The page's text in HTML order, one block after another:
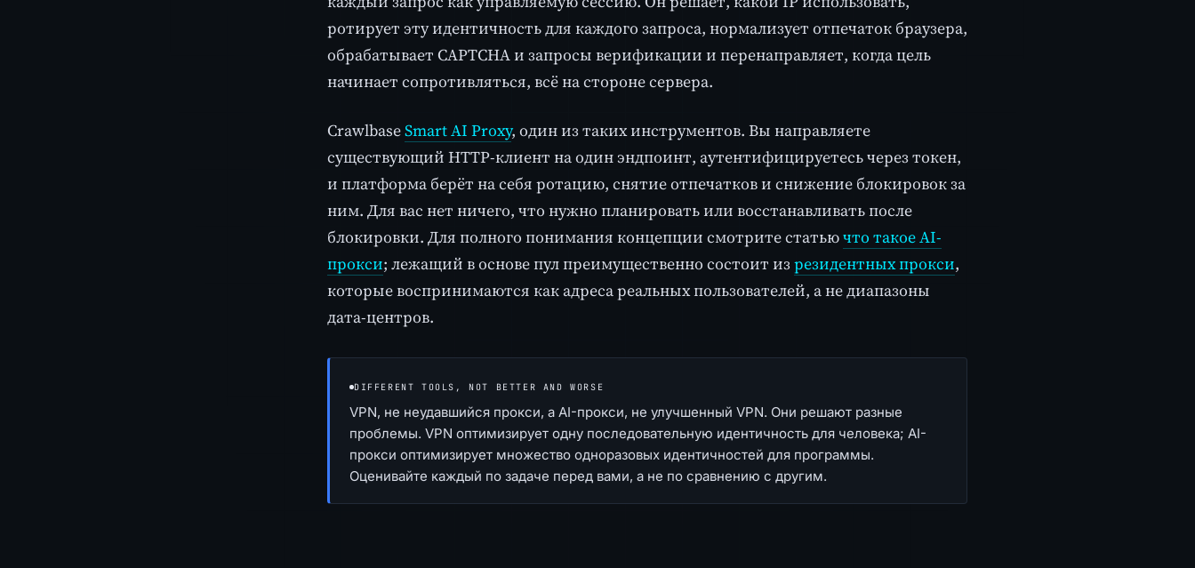
ротирует эту идентичность для каждого запроса, нормализует отпечаток браузера,
обрабатывает CAPTCHA и запросы верификации и перенаправляет, когда цель
начинает сопротивляться, всё на стороне сервера.
CrawlbaseSmart AI Proxy, один из таких инструментов. Вы направляете
существующий HTTP-клиент на один эндпоинт, аутентифицируетесь через токен,
и платформа берёт на себя ротацию, снятие отпечатков и снижение блокировок за
ним. Для вас нет ничего, что нужно планировать или восстанавливать после
блокировки. Для полного понимания концепции смотрите статьючто такое AI-
прокси; лежащий в основе пул преимущественно состоит изрезидентных прокси,
которые воспринимаются как адреса реальных пользователей, а не диапазоны
дата-центров.
DIFFERENT TOOLS, NOT BETTER AND WORSE
VPN, не неудавшийся прокси, а AI-прокси, не улучшенный VPN. Они решают разные
проблемы. VPN оптимизирует одну последовательную идентичность для человека; AI-
прокси оптимизирует множество одноразовых идентичностей для программы.
Оценивайте каждый по задаче перед вами, а не по сравнению с другим.